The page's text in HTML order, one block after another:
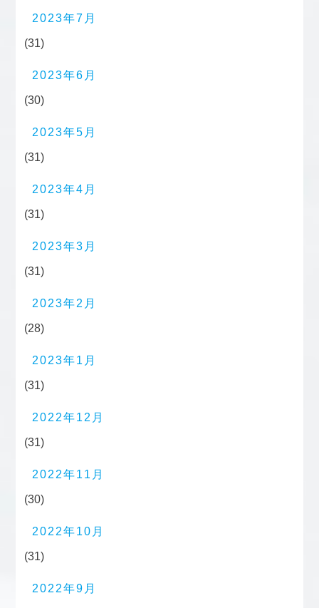
2023年7月
(31)
2023年6月
(30)
2023年5月
(31)
2023年4月
(31)
2023年3月
(31)
2023年2月
(28)
2023年1月
(31)
2022年12月
(31)
2022年11月
(30)
2022年10月
(31)
2022年9月